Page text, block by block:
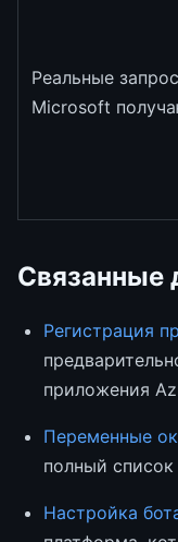
Реальные
Microsoft
Связанные
Регистрация
приложения
Переменные
полный
Настройка